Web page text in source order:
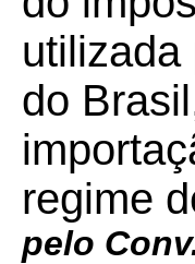
utilizada
do
regime
pelo